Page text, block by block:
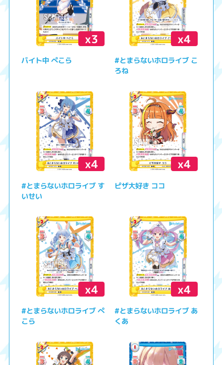
x3
バイト中 ぺこら
x4
#とまらないホロライブ こ
ろね
x4
#とまらないホロライブ す
いせい
x4
ピザ大好き ココ
x4
#とまらないホロライブ ぺ
こら
x4
#とまらないホロライブ あ
くあ